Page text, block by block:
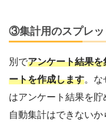
③集計用のスプレッ
別でアンケート結果
ートを作成します。な
はアンケート結果を
自動集計はできないか